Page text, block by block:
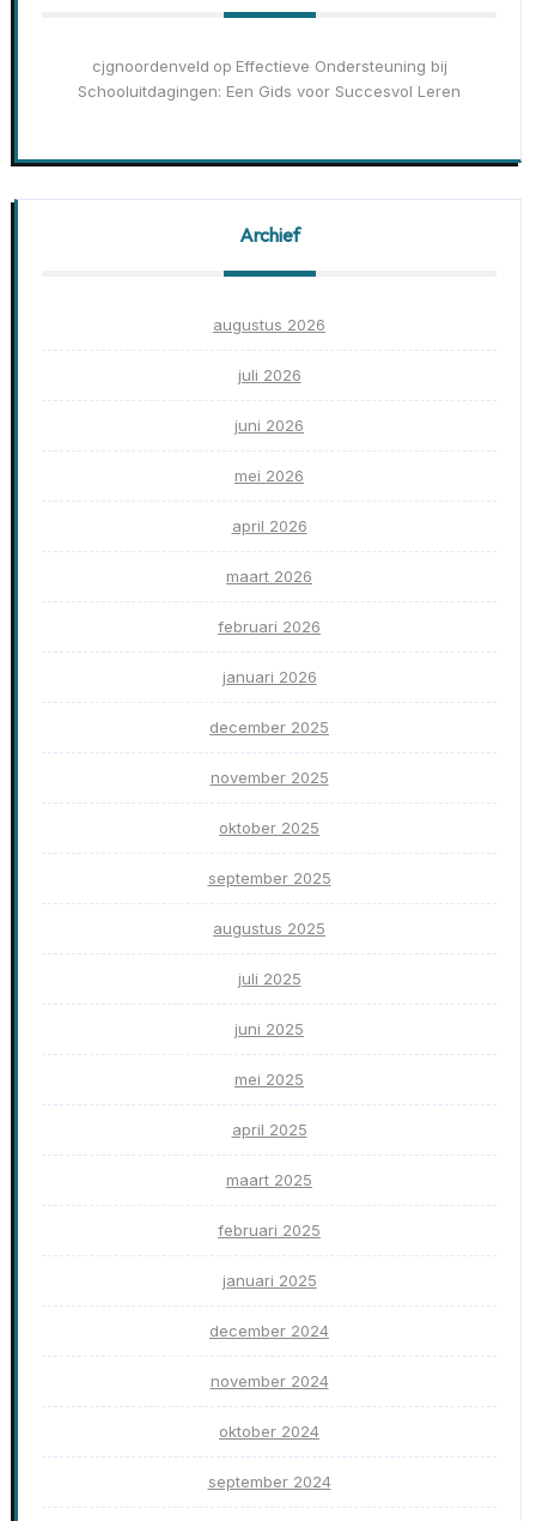
cjgnoordenveld op Effectieve Ondersteuning bij
Schooluitdagingen: Een Gids voor Succesvol Leren
Archief
augustus 2026
juli 2026
juni 2026
mei 2026
april 2026
maart 2026
februari 2026
januari 2026
december 2025
november 2025
oktober 2025
september 2025
augustus 2025
juli 2025
juni 2025
mei 2025
april 2025
maart 2025
februari 2025
januari 2025
december 2024
november 2024
oktober 2024
september 2024